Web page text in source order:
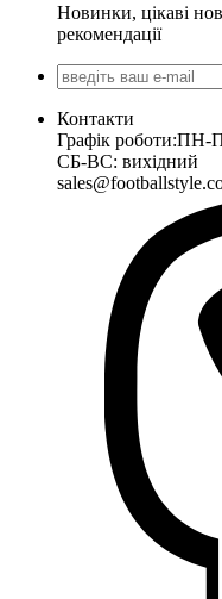
Новинки, цікаві
рекомендації
Контакти
Графік роботи:ПН-
СБ-ВС: вихідний